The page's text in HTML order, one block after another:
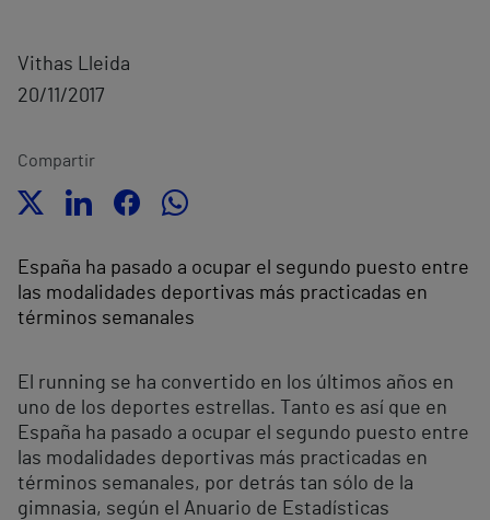
Vithas Lleida
20/11/2017
Compartir
España ha pasado a ocupar el segundo puesto entre
las modalidades deportivas más practicadas en
términos semanales
El running se ha convertido en los últimos años en
uno de los deportes estrellas. Tanto es así que en
España ha pasado a ocupar el segundo puesto entre
las modalidades deportivas más practicadas en
términos semanales, por detrás tan sólo de la
gimnasia, según el Anuario de Estadísticas